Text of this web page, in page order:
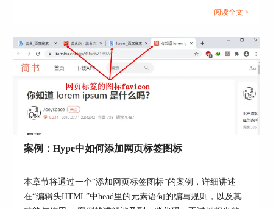
3、矢量形状。
矢量形状是Hype 4新增的绘图工具，相当于
Photoshop中的钢笔，可以给图形描边、绘画自定义
阅读全文 >
案例：Hype中如何添加网页标签图标
本章节将通过一个“添加网页标签图标”的案例，详细讲述
在“编辑头HTML”中head里的元素语句的编写规则，以及其